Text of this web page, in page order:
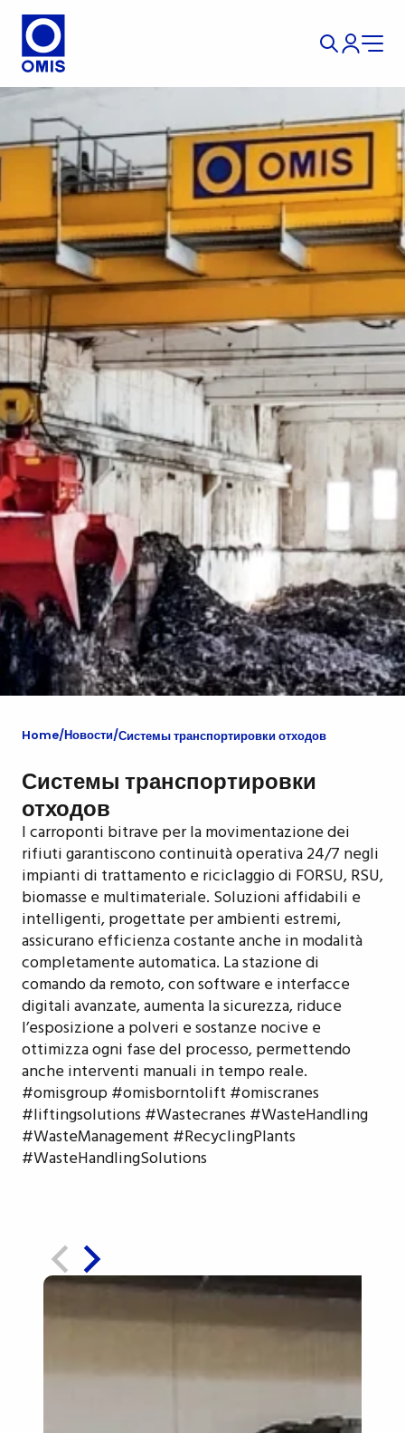
Home Новости Системы транспортировки отходов
Системы транспортировки
отходов
I carroponti bitrave per la movimentazione dei
rifiuti garantiscono continuità operativa 24/7 negli
impianti di trattamento e riciclaggio di FORSU, RSU,
biomasse e multimateriale. Soluzioni affidabili e
intelligenti, progettate per ambienti estremi,
assicurano efficienza costante anche in modalità
completamente automatica. La stazione di
comando da remoto, con software e interfacce
digitali avanzate, aumenta la sicurezza, riduce
l’esposizione a polveri e sostanze nocive e
ottimizza ogni fase del processo, permettendo
anche interventi manuali in tempo reale.
#omisgroup #omisborntolift #omiscranes
#liftingsolutions #Wastecranes #WasteHandling
#WasteManagement #RecyclingPlants
#WasteHandlingSolutions